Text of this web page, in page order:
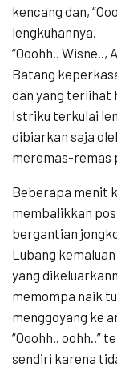
kencang dan,
lengkuhannya.
“Ooohh.. Wisne..,
Batang
dan yang terlihat
Istriku terkulai
dibiarkan saja
meremas-remas
Beberapa menit
membalikkan
bergantian
Lubang
yang
memompa naik
menggoyang ke
“Ooohh.. oohh..”
sendiri karena